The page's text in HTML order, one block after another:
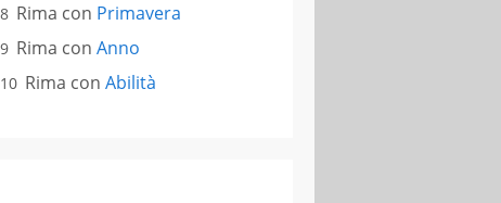
Rima con Primavera
Rima con Anno
Rima con Abilità